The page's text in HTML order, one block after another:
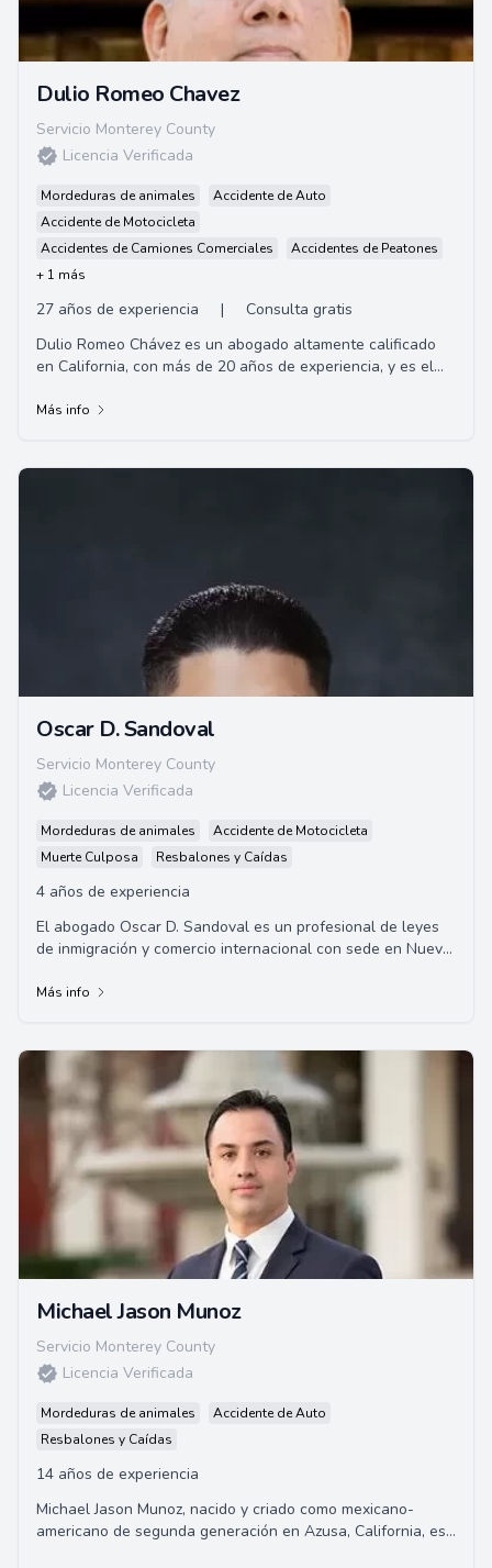
Dulio Romeo Chavez
Servicio Monterey County
Licencia Verificada
Mordeduras de animales
Accidente de Auto
Accidente de Motocicleta
Accidentes de Camiones Comerciales
Accidentes de Peatones
+ 1 más
27 años de experiencia |
Consulta gratis
Dulio Romeo Chávez es un abogado altamente calificado
en California, con más de 20 años de experiencia, y es el
Más info
Oscar D. Sandoval
Servicio Monterey County
Licencia Verificada
Mordeduras de animales
Accidente de Motocicleta
Muerte Culposa
Resbalones y Caídas
4 años de experiencia
El abogado Oscar D. Sandoval es un profesional de leyes
de inmigración y comercio internacional con sede en Nueva
Más info
Michael Jason Munoz
Servicio Monterey County
Licencia Verificada
Mordeduras de animales
Accidente de Auto
Resbalones y Caídas
14 años de experiencia
Michael Jason Munoz, nacido y criado como mexicano-
americano de segunda generación en Azusa, California, es